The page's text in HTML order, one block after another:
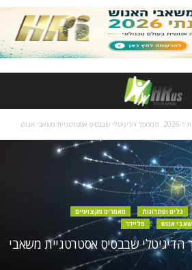
אסטרטגיית משאבי אנוש
כלים ופתרונות
מאמרים מקצועיים
אנוש סליידר
המהפך הדיגיטלי שבבסיס אסטרטגיית משאבי